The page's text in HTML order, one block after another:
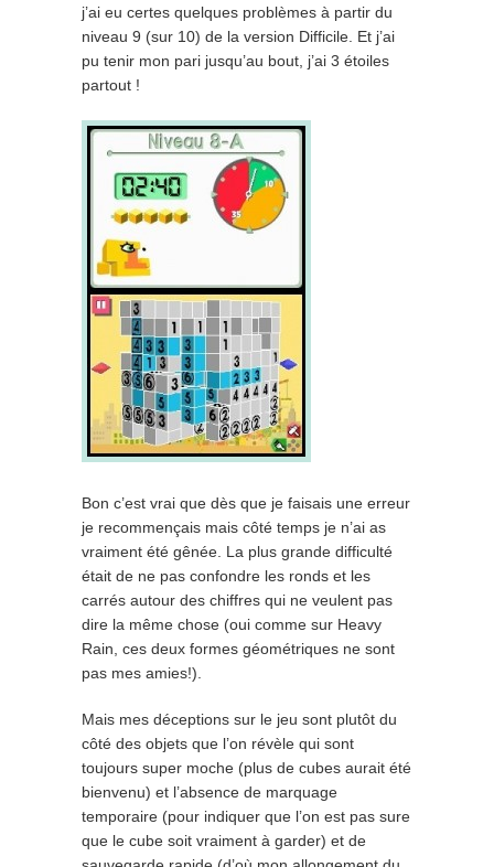
j’ai eu certes quelques problèmes à partir du
niveau 9 (sur 10) de la version Difficile. Et j’ai
pu tenir mon pari jusqu’au bout, j’ai 3 étoiles
partout !
Bon c’est vrai que dès que je faisais une erreur
je recommençais mais côté temps je n’ai as
vraiment été gênée. La plus grande difficulté
était de ne pas confondre les ronds et les
carrés autour des chiffres qui ne veulent pas
dire la même chose (oui comme sur Heavy
Rain, ces deux formes géométriques ne sont
pas mes amies!).
Mais mes déceptions sur le jeu sont plutôt du
côté des objets que l’on révèle qui sont
toujours super moche (plus de cubes aurait été
bienvenu) et l’absence de marquage
temporaire (pour indiquer que l’on est pas sure
que le cube soit vraiment à garder) et de